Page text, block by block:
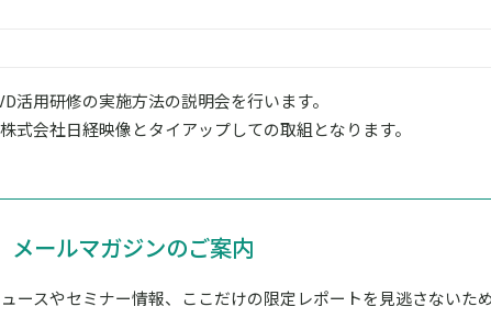
活用研修の実施方法の説明会を行います。
式会社日経映像とタイアップしての取組となります。
メールマガジンのご案内
ースやセミナー情報、ここだけの限定レポートを見逃さないため